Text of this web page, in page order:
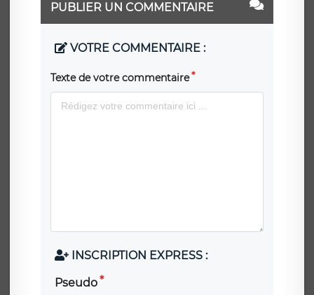
PUBLIER UN COMMENTAIRE
VOTRE COMMENTAIRE :
Texte de votre commentaire
INSCRIPTION EXPRESS :
Pseudo